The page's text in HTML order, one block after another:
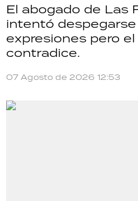
El abogado de Las
intentó
expresiones pero
contradice.
07 Agosto de 2026 12:53